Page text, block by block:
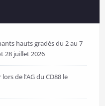
hauts gradés du 2 au 7
28 juillet 2026
de l’AG du CD88 le